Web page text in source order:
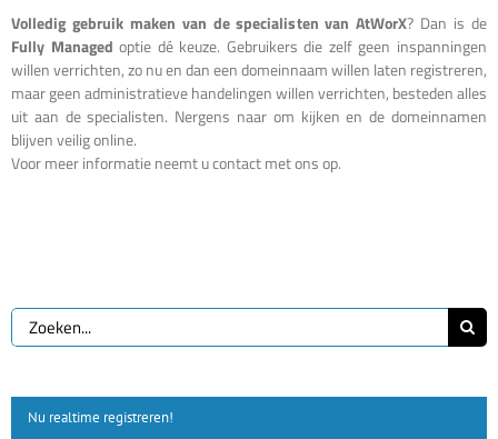
Volledig gebruik maken van de specialisten van AtWorX? Dan is de
Fully Managed optie dé keuze. Gebruikers die zelf geen inspanningen
willen verrichten, zo nu en dan een domeinnaam willen laten registreren,
maar geen administratieve handelingen willen verrichten, besteden alles
uit aan de specialisten. Nergens naar om kijken en de domeinnamen
blijven veilig online.
Voor meer informatie neemt u contact met ons op.
Zoeken
naar:
Nu realtime registreren!